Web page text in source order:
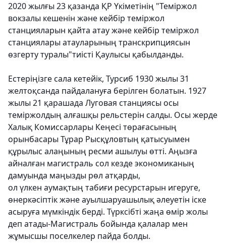
2020 жылғы 23 қазанда ҚР Үкіметінің "Теміржол
вокзалы кешенін және кейбір теміржол
станцияларын қайта атау және кейбір теміржол
станциялары атауларының транскрипциясын
өзгерту туралы"тиісті Қаулысы қабылданды.
Естеріңізге сала кетейік, Турсиб 1930 жылы 31
желтоқсанда пайдалануға берілген болатын. 1927
жылы 21 қарашада Луговая станциясы осы
теміржолдың алғашқы рельстерін салды. Осы жерде
Халық Комиссарлары Кеңесі төрағасының
орынбасары Тұрар Рысқұловтың қатысуымен
құрылыс алаңының ресми ашылуы өтті. Аңызға
айналған магистраль сол кезде экономиканың
дамуында маңызды рөл атқарды,
ол үлкен аумақтың табиғи ресурстарын игеруге,
өнеркәсіптік және ауылшаруашылық әлеуетін іске
асыруға мүмкіндік берді. Түрксібті жаңа өмір жолы
деп атады-Магистраль бойында қалалар мен
жұмысшы поселкелер пайда болды.